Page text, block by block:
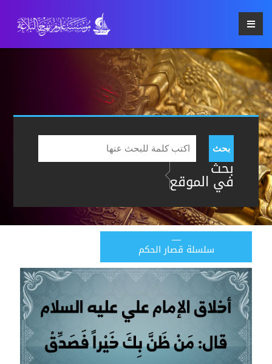
بحث
بحث
في الموقع
سلسلة قصار الحكم